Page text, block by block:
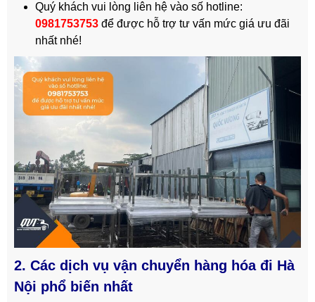
Quý khách vui lòng liên hệ vào số hotline:
0981753753 để được hỗ trợ tư vấn mức giá ưu đãi
nhất nhé!
2. Các dịch vụ vận chuyển hàng hóa đi Hà
Nội phổ biến nhất